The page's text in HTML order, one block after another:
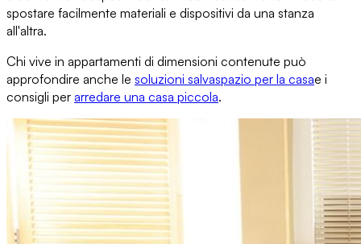
spostare facilmente materiali e dispositivi da una stanza
all'altra.
Chi vive in appartamenti di dimensioni contenute può
approfondire anche le soluzioni salvaspazio per la casae i
consigli per arredare una casa piccola.